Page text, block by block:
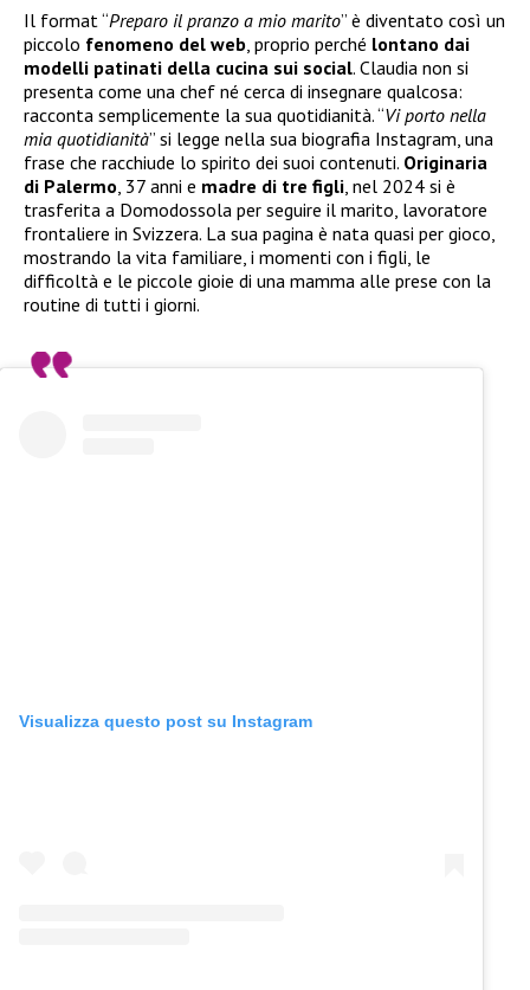
Il format “Preparo il pranzo a mio marito” è diventato così un
piccolo fenomeno del web, proprio perché lontano dai
modelli patinati della cucina sui social. Claudia non si
presenta come una chef né cerca di insegnare qualcosa:
racconta semplicemente la sua quotidianità. “Vi porto nella
mia quotidianità” si legge nella sua biografia Instagram, una
frase che racchiude lo spirito dei suoi contenuti. Originaria
di Palermo, 37 anni e madre di tre figli, nel 2024 si è
trasferita a Domodossola per seguire il marito, lavoratore
frontaliere in Svizzera. La sua pagina è nata quasi per gioco,
mostrando la vita familiare, i momenti con i figli, le
difficoltà e le piccole gioie di una mamma alle prese con la
routine di tutti i giorni.
Visualizza questo post su Instagram